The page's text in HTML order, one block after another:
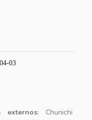
03
externos: Chunichi